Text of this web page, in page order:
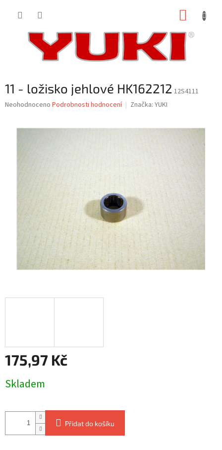
11 - ložisko jehlové HK162212 12S4111
Průměrné
hvězdiček.
Neohodnoceno Podrobnosti hodnocení Značka: YUKI
175,97 Kč
cena:
Skladem
Přidat do košíku